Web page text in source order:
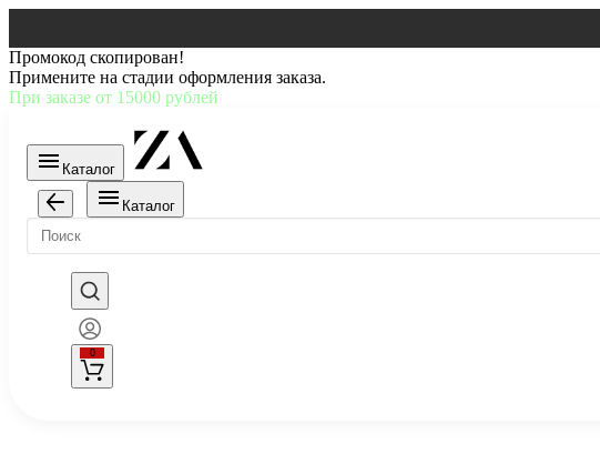
Промокод скопирован!
Примените на стадии оформления заказа.
При заказе от 15000 рублей
Каталог
Каталог
0